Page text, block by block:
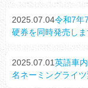
2025.07.04令和7年
硬券を同時発売しま
2025.07.01英語車
名ネーミングライ